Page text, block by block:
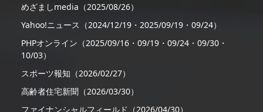
めざましmedia（2025/08/26）
Yahoo!ニュース（2024/12/19・2025/09/19・09/24）
PHPオンライン（2025/09/16・09/19・09/24・09/30・
10/03）
スポーツ報知（2026/02/27）
高齢者住宅新聞（2026/03/30）
ファイナンシャルフィールド（2026/04/30）